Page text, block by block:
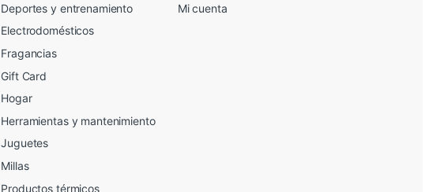
Deportes y entrenamiento
Electrodomésticos
Fragancias
Gift Card
Hogar
Herramientas y mantenimiento
Juguetes
Millas
Productos térmicos
Mi cuenta